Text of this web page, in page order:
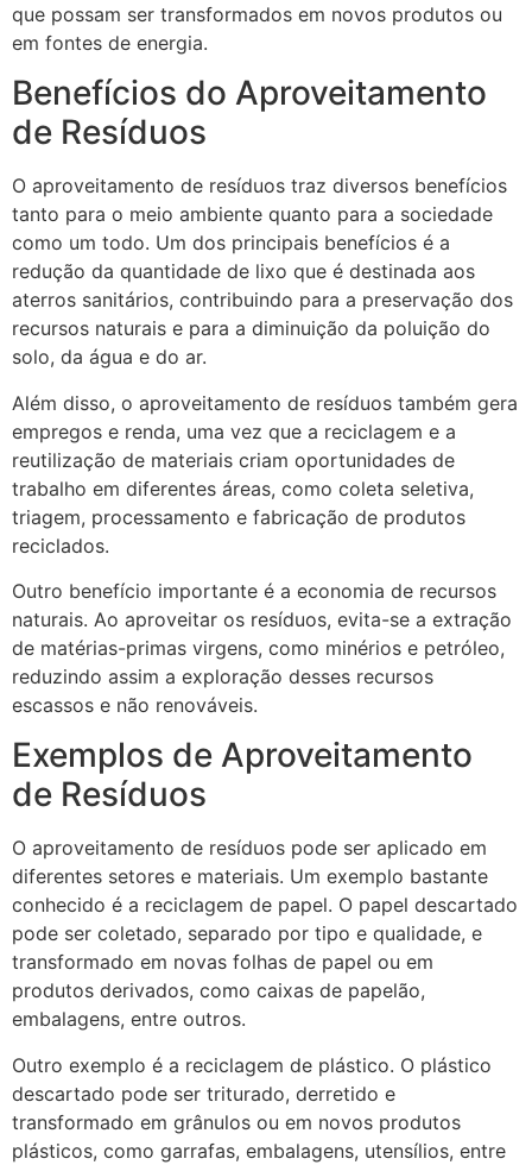
que possam ser transformados em novos produtos ou
em fontes de energia.
Benefícios do Aproveitamento
de Resíduos
O aproveitamento de resíduos traz diversos benefícios
tanto para o meio ambiente quanto para a sociedade
como um todo. Um dos principais benefícios é a
redução da quantidade de lixo que é destinada aos
aterros sanitários, contribuindo para a preservação dos
recursos naturais e para a diminuição da poluição do
solo, da água e do ar.
Além disso, o aproveitamento de resíduos também gera
empregos e renda, uma vez que a reciclagem e a
reutilização de materiais criam oportunidades de
trabalho em diferentes áreas, como coleta seletiva,
triagem, processamento e fabricação de produtos
reciclados.
Outro benefício importante é a economia de recursos
naturais. Ao aproveitar os resíduos, evita-se a extração
de matérias-primas virgens, como minérios e petróleo,
reduzindo assim a exploração desses recursos
escassos e não renováveis.
Exemplos de Aproveitamento
de Resíduos
O aproveitamento de resíduos pode ser aplicado em
diferentes setores e materiais. Um exemplo bastante
conhecido é a reciclagem de papel. O papel descartado
pode ser coletado, separado por tipo e qualidade, e
transformado em novas folhas de papel ou em
produtos derivados, como caixas de papelão,
embalagens, entre outros.
Outro exemplo é a reciclagem de plástico. O plástico
descartado pode ser triturado, derretido e
transformado em grânulos ou em novos produtos
plásticos, como garrafas, embalagens, utensílios, entre